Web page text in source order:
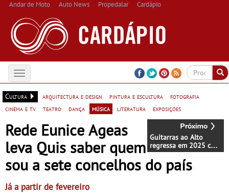
Andar de Moto Auto News Propedalar Cardápio
Toggle
navigation
Cultura
arquitectura e design pintura e escultura
fotografia
cinema e tv
teatro dança música literatura exposições
Guitarras ao Alto
regressa em 2025 com
dois ciclos de
concertos intimistas -
Em Setúbal, no
Rede Eunice Ageas
leva Quis saber quem
sou a sete concelhos do país
Já a partir de fevereiro